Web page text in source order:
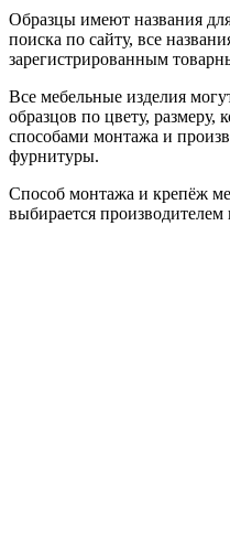
Образцы имеют названия
поиска по сайту, все
зарегистрированным
Все мебельные изделия
образцов по цвету, размеру,
способами монтажа и
фурнитуры.
Способ монтажа и крепёж
выбирается